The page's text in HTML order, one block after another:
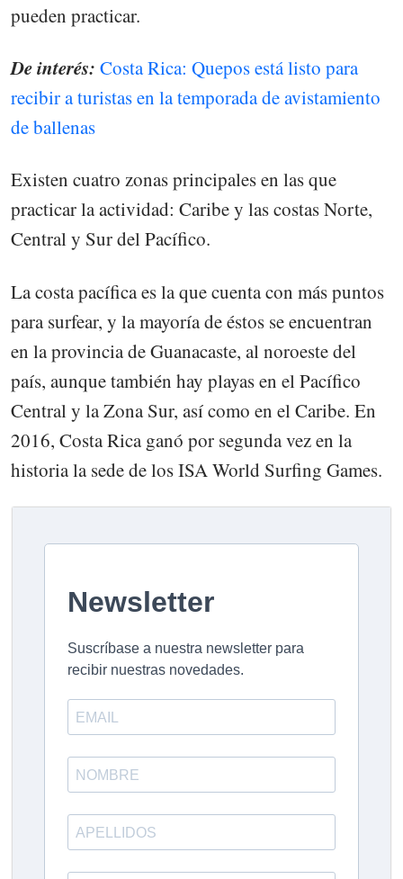
pueden practicar.
De interés: Costa Rica: Quepos está listo para
recibir a turistas en la temporada de avistamiento
de ballenas
Existen cuatro zonas principales en las que
practicar la actividad: Caribe y las costas Norte,
Central y Sur del Pacífico.
La costa pacífica es la que cuenta con más puntos
para surfear, y la mayoría de éstos se encuentran
en la provincia de Guanacaste, al noroeste del
país, aunque también hay playas en el Pacífico
Central y la Zona Sur, así como en el Caribe. En
2016, Costa Rica ganó por segunda vez en la
historia la sede de los ISA World Surfing Games.